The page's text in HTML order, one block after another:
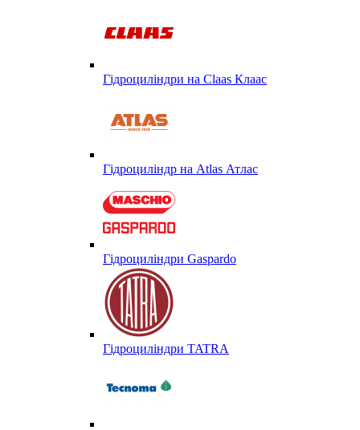
Гідроциліндри на Claas Клаас
Гідроциліндр на Atlas Атлас
Гідроциліндри Gaspardo
Гідроциліндри TATRA